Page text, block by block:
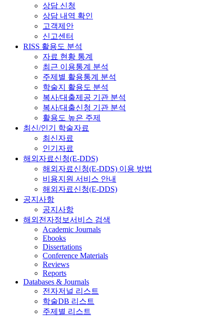
상담 신청
상담 내역 확인
고객제안
신고센터
RISS 활용도 분석
자료 현황 통계
최근 이용통계 분석
주제별 활용통계 분석
학술지 활용도 분석
복사/대출제공 기관 분석
복사/대출신청 기관 분석
활용도 높은 주제
최신/인기 학술자료
최신자료
인기자료
해외자료신청(E-DDS)
해외자료신청(E-DDS) 이용 방법
비용지원 서비스 안내
해외자료신청(E-DDS)
공지사항
공지사항
해외전자정보서비스 검색
Academic Journals
Ebooks
Dissertations
Conference Materials
Reviews
Reports
Databases & Journals
전자저널 리스트
학술DB 리스트
주제별 리스트